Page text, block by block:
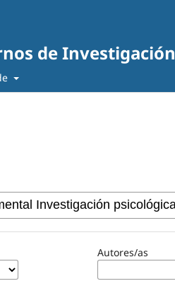
de Investigación
Autores/as